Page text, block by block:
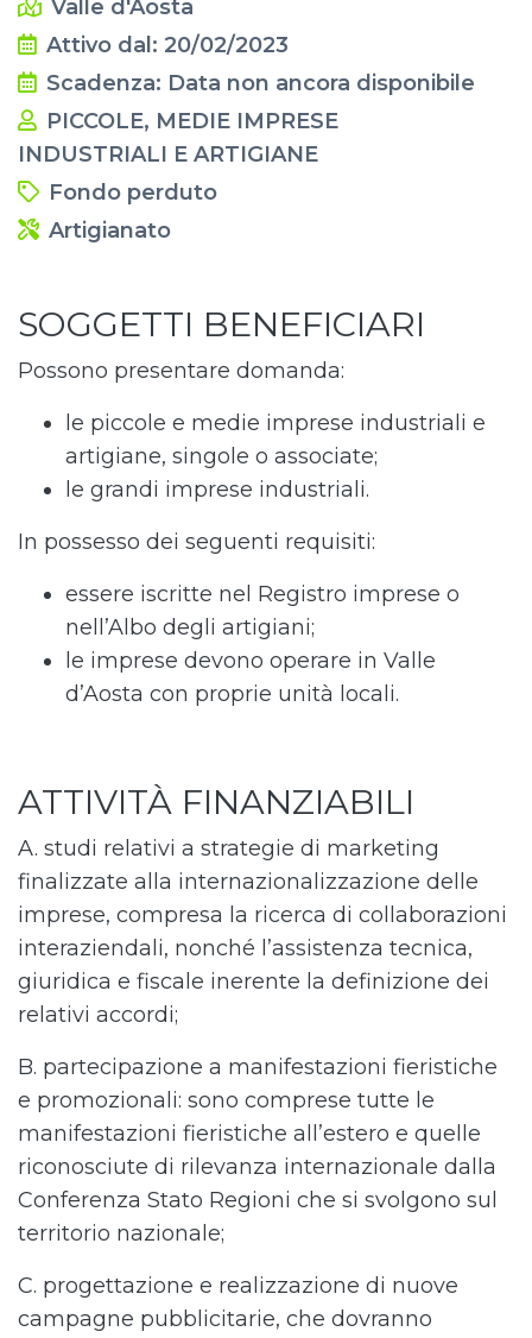
Valle d'Aosta
Attivo dal: 20/02/2023
Scadenza: Data non ancora disponibile
PICCOLE, MEDIE IMPRESE
INDUSTRIALI E ARTIGIANE
Fondo perduto
Artigianato
SOGGETTI BENEFICIARI
Possono presentare domanda:
le piccole e medie imprese industriali e
artigiane, singole o associate;
le grandi imprese industriali.
In possesso dei seguenti requisiti:
essere iscritte nel Registro imprese o
nell’Albo degli artigiani;
le imprese devono operare in Valle
d’Aosta con proprie unità locali.
ATTIVITÀ FINANZIABILI
A. studi relativi a strategie di marketing
finalizzate alla internazionalizzazione delle
imprese, compresa la ricerca di collaborazioni
interaziendali, nonché l’assistenza tecnica,
giuridica e fiscale inerente la definizione dei
relativi accordi;
B. partecipazione a manifestazioni fieristiche
e promozionali: sono comprese tutte le
manifestazioni fieristiche all’estero e quelle
riconosciute di rilevanza internazionale dalla
Conferenza Stato Regioni che si svolgono sul
territorio nazionale;
C. progettazione e realizzazione di nuove
campagne pubblicitarie, che dovranno